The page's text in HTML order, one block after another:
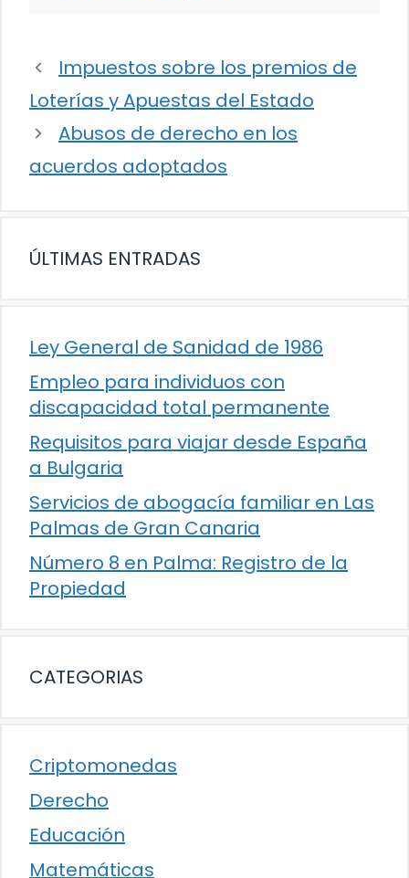
Impuestos sobre los premios de
Loterías y Apuestas del Estado
Abusos de derecho en los
acuerdos adoptados
ÚLTIMAS ENTRADAS
Ley General de Sanidad de 1986
Empleo para individuos con
discapacidad total permanente
Requisitos para viajar desde España
a Bulgaria
Servicios de abogacía familiar en Las
Palmas de Gran Canaria
Número 8 en Palma: Registro de la
Propiedad
CATEGORIAS
Criptomonedas
Derecho
Educación
Matemáticas